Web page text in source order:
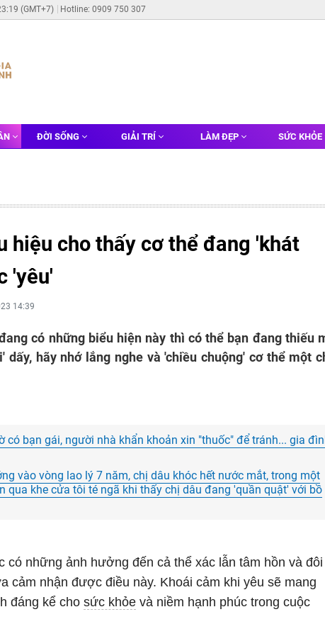
(GMT+7) Hotline: 0909 750 307
ĐỜI SỐNG GIẢI TRÍ LÀM ĐẸP SỨC KHỎE
hiệu cho thấy cơ thể đang 'khát
'yêu'
14:39
có những biểu hiện này thì có thể bạn đang thiếu
dấy, hãy nhớ lắng nghe và 'chiều chuộng' cơ thể một
có bạn gái, người nhà khẩn khoản xin "thuốc" để tránh... gia
vào vòng lao lý 7 năm, chị dâu khóc hết nước mắt, trong một
qua khe cửa tôi té ngã khi thấy chị dâu đang 'quần quật' với bồ
có những ảnh hưởng đến cả thể xác lẫn tâm hồn và đôi
cảm nhận được điều này. Khoái cảm khi yêu sẽ mang
đáng kể cho sức khỏe và niềm hạnh phúc trong cuộc